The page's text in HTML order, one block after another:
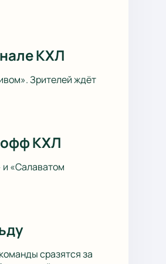
КХЛ
Зрителей ждёт
офф КХЛ
«Салаватом
сразятся за